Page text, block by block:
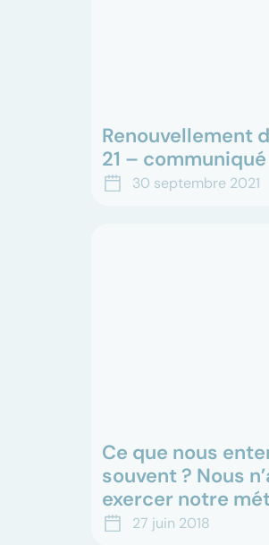
Renouvellement
21 –
Communiqué de presse :
30 septembre 2021
Ce que nous
souvent ? Nous
exercer notre
Rencontre Juan
27 juin 2018